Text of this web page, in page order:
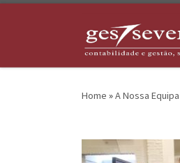
Home »A Nossa Equipa